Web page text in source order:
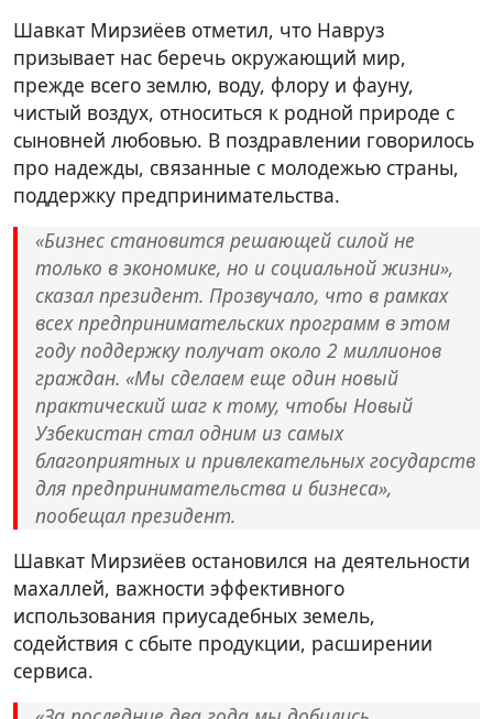
Шавкат Мирзиёев отметил, что Навруз
призывает нас беречь окружающий мир,
прежде всего землю, воду, флору и фауну,
чистый воздух, относиться к родной природе с
сыновней любовью. В поздравлении говорилось
про надежды, связанные с молодежью страны,
поддержку предпринимательства.
«Бизнес становится решающей силой не
только в экономике, но и социальной жизни»,
сказал президент. Прозвучало, что в рамках
всех предпринимательских программ в этом
году поддержку получат около 2 миллионов
граждан. «Мы сделаем еще один новый
практический шаг к тому, чтобы Новый
Узбекистан стал одним из самых
благоприятных и привлекательных государств
для предпринимательства и бизнеса»,
пообещал президент.
Шавкат Мирзиёев остановился на деятельности
махаллей, важности эффективного
использования приусадебных земель,
содействия с сбыте продукции, расширении
сервиса.